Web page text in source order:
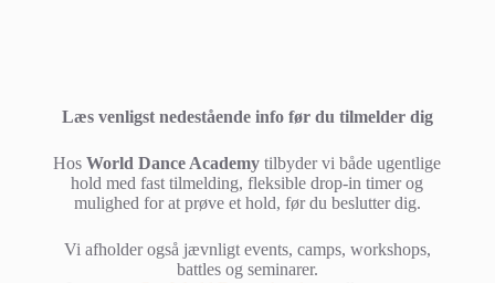
Læs venligst nedestående info før du tilmelder dig
HosWorld Dance Academy tilbyder vi både ugentlige
hold med fast tilmelding, fleksible drop-in timer og
mulighed for at prøve et hold, før du beslutter dig.
Vi afholder også jævnligt events, camps, workshops,
battles og seminarer.